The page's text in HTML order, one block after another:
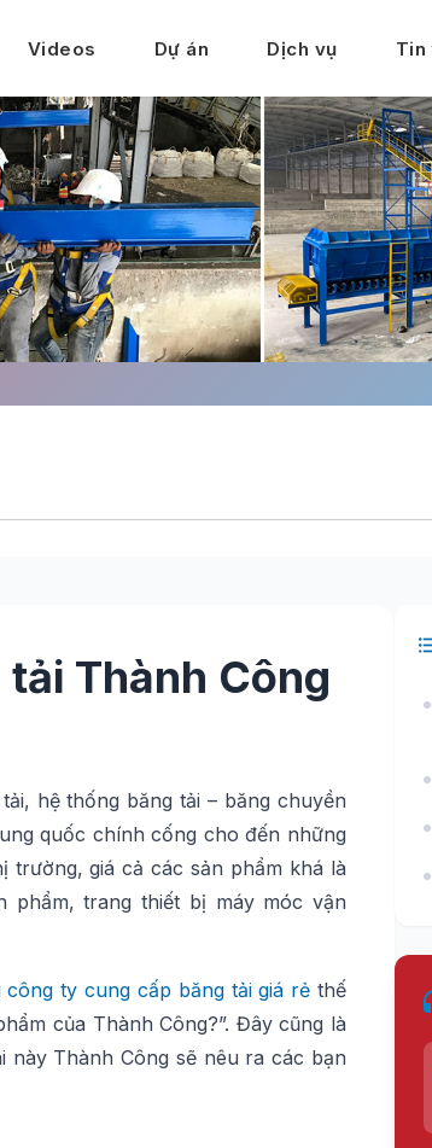
Videos Dự án Dịch vụ Tin
Thành Công
hệ thống băng tải – băng chuyền
quốc chính cống cho đến những
trường, giá cả các sản phẩm khá là
trang thiết bị máy móc vận
công ty cung cấp băng tải giá rẻ thế
của Thành Công?”. Đây cũng là
Thành Công sẽ nêu ra các bạn